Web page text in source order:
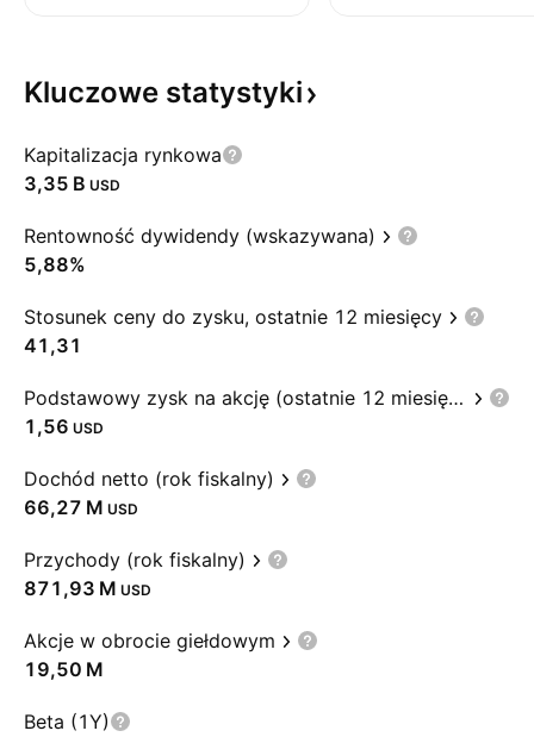
Kluczowe statystyki
Kapitalizacja rynkowa
‪3,35 B‬ USD
Rentowność dywidendy (wskazywana)
5,88%
Stosunek ceny do zysku, ostatnie 12 miesięcy
41,31
Podstawowy zysk na akcję (ostatnie 12 miesięcy)
1,56 USD
Dochód netto (rok fiskalny)
‪66,27 M‬ USD
Przychody (rok fiskalny)
‪871,93 M‬ USD
Akcje w obrocie giełdowym
‪19,50 M‬
Beta (1Y)